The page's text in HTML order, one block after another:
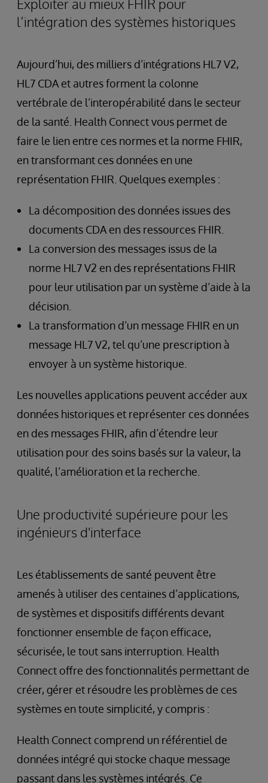
Exploiter au mieux FHIR pour
l’intégration des systèmes historiques
Aujourd’hui, des milliers d’intégrations HL7 V2,
HL7 CDA et autres forment la colonne
vertébrale de l’interopérabilité dans le secteur
de la santé. Health Connect vous permet de
faire le lien entre ces normes et la norme FHIR,
en transformant ces données en une
représentation FHIR. Quelques exemples :
La décomposition des données issues des
documents CDA en des ressources FHIR.
La conversion des messages issus de la
norme HL7 V2 en des représentations FHIR
pour leur utilisation par un système d’aide à la
décision.
La transformation d’un message FHIR en un
message HL7 V2, tel qu’une prescription à
envoyer à un système historique.
Les nouvelles applications peuvent accéder aux
données historiques et représenter ces données
en des messages FHIR, afin d’étendre leur
utilisation pour des soins basés sur la valeur, la
qualité, l’amélioration et la recherche.
Une productivité supérieure pour les
ingénieurs d'interface
Les établissements de santé peuvent être
amenés à utiliser des centaines d’applications,
de systèmes et dispositifs différents devant
fonctionner ensemble de façon efficace,
sécurisée, le tout sans interruption. Health
Connect offre des fonctionnalités permettant de
créer, gérer et résoudre les problèmes de ces
systèmes en toute simplicité, y compris :
Health Connect comprend un référentiel de
données intégré qui stocke chaque message
passant dans les systèmes intégrés. Ce